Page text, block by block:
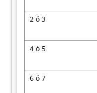
2 ó 3
4 ó 5
6 ó 7